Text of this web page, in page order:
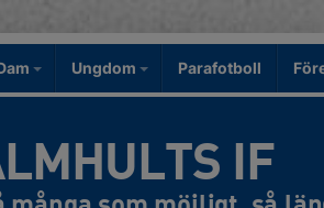
Ungdom Parafotboll
IF